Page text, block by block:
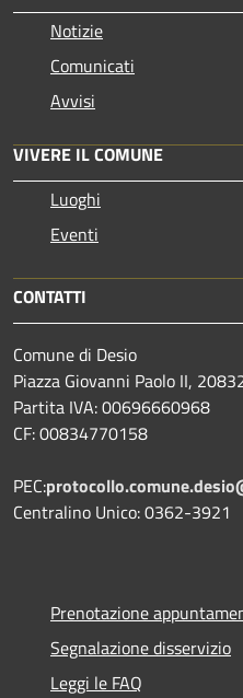
Notizie
Comunicati
Avvisi
VIVERE IL COMUNE
Luoghi
Eventi
CONTATTI
Comune di Desio
Piazza Giovanni Paolo II,
Partita IVA: 00696660968
CF: 00834770158
PEC:
Centralino Unico: 0362-3921
Prenotazione
Segnalazione disservizio
Leggi le FAQ